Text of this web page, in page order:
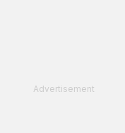
Advertisement